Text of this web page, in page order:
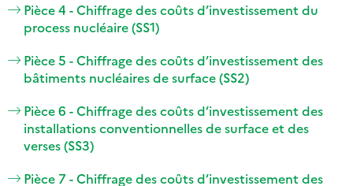
Pièce 4 - Chiffrage des coûts d’investissement du
process nucléaire (SS1)
Pièce 5 - Chiffrage des coûts d’investissement des
bâtiments nucléaires de surface (SS2)
Pièce 6 - Chiffrage des coûts d’investissement des
installations conventionnelles de surface et des
verses (SS3)
Pièce 7 - Chiffrage des coûts d’investissement des